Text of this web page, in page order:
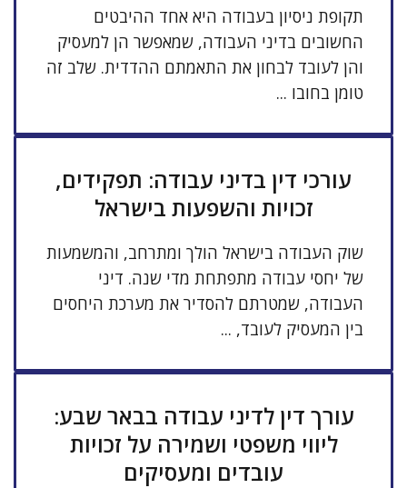
תקופת ניסיון בעבודה היא אחד ההיבטים
החשובים בדיני העבודה, שמאפשר הן למעסיק
והן לעובד לבחון את התאמתם ההדדית. שלב זה
טומן בחובו ...
עורכי דין בדיני עבודה: תפקידים,
זכויות והשפעות בישראל
שוק העבודה בישראל הולך ומתרחב, והמשמעות
של יחסי עבודה מתפתחת מדי שנה. דיני
העבודה, שמטרתם להסדיר את מערכת היחסים
בין המעסיק לעובד, ...
עורך דין לדיני עבודה בבאר שבע:
ליווי משפטי ושמירה על זכויות
עובדים ומעסיקים